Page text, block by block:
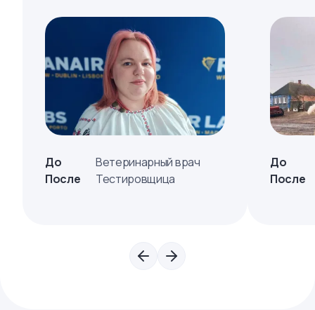
До
Ветеринарный врач
После
Тестировщица
До
После